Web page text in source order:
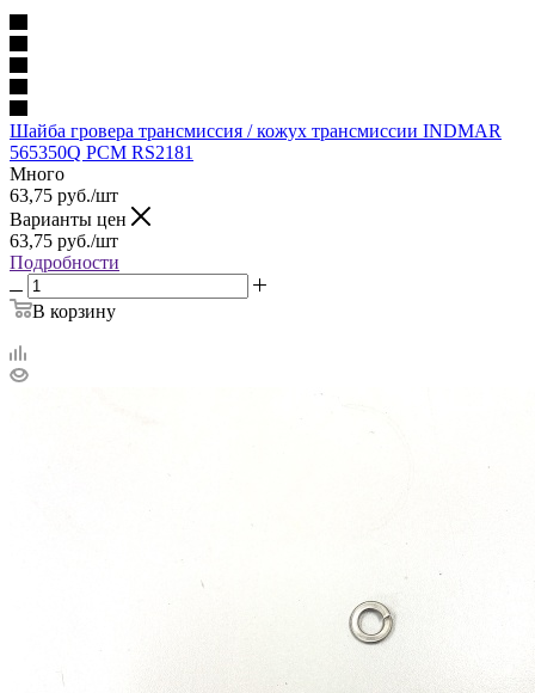
Шайба гровера трансмиссия / кожух трансмиссии INDMAR
565350Q PCM RS2181
Много
63,75 руб./шт
Варианты цен
63,75 руб./шт
Подробности
В корзину